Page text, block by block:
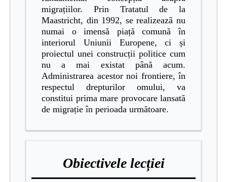
migrațiilor. Prin Tratatul de la
Maastricht, din 1992, se realizeazã nu
numai o imensă piață comună în
interiorul Uniunii Europene, ci și
proiectul unei construcții politice cum
nu a mai existat până acum.
Administrarea acestor noi frontiere, în
respectul drepturilor omului, va
constitui prima mare provocare lansată
de migrație în perioada următoare.
Obiectivele lecției